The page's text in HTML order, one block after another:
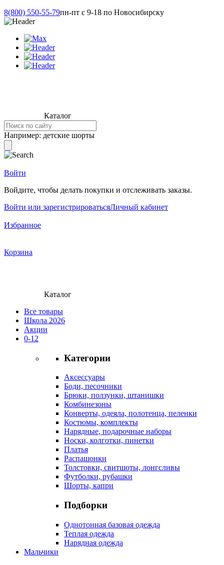
8(800) 550-55-79пн-пт с 9-18 по Новосибирску
Каталог
Например: детские шорты
Войти
Войдите, чтобы делать покупки и отслеживать заказы.
Войти или зарегистрироватьсяЛичный кабинет
Избранное
Корзина
Каталог
Все товары
Школа 2026
Акции
0-12
Категории
Аксессуары
Боди, песочники
Брюки, ползунки, штанишки
Комбинезоны
Конверты, одеяла, полотенца, пеленки
Костюмы, комплекты
Нарядные, подарочные наборы
Носки, колготки, пинетки
Платья
Распашонки
Толстовки, свитшоты, лонгсливы
Футболки, рубашки
Шорты, капри
Подборки
Однотонная базовая одежда
Теплая одежда
Нарядная одежда
Мальчики